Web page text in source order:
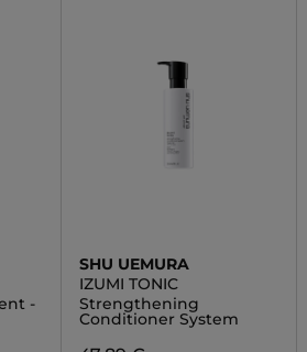
-
SHU UEMURA
IZUMI TONIC
Strengthening
Conditioner System